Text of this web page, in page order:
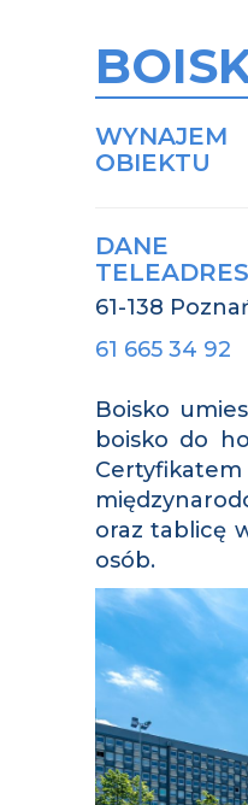
WYNAJEM
OBIEKTU
DANE
61-138
61 665 34 92
Boisko
boisko do
oraz tablicę
osób.